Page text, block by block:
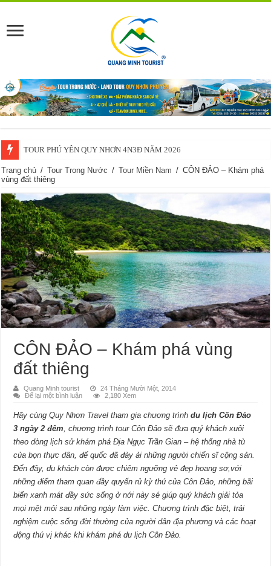
TOUR PHÚ YÊN QUY NHƠN 4N3Đ NĂM 2026
TOUR PHÚ YÊN – QUY NHƠN 3N2Đ NĂM 2026
Trang chủ / Tour Trong Nước / Tour Miền Nam / CÔN ĐẢO – Khám phá
vùng đất thiêng
CÔN ĐẢO – Khám phá vùng
đất thiêng
Quang Minh tourist
24 Tháng Mười Một, 2014
Để lại một bình luận
2,180 Xem
Hãy cùng Quy Nhơn Travel tham gia chương trìnhdu lịch Côn Đảo
3 ngày 2 đêm, chương trình tour Côn Đảo sẽ đưa quý khách xuôi
theo dòng lịch sử khám phá Địa Ngục Trần Gian – hệ thống nhà tù
của bọn thực dân, đế quốc đã đày ải những người chiến sĩ cộng sản.
Đến đây, du khách còn được chiêm ngưỡng vẻ đẹp hoang sơ,với
những điểm tham quan đầy quyến rủ kỳ thú của Côn Đảo, những bãi
biển xanh mát đầy sức sống ở nới này sé giúp quý khách giải tỏa
mọi mệt mỏi sau những ngày làm việc. Chương trình đặc biệt, trải
nghiệm cuộc sống đời thường của người dân địa phương và các hoạt
động thú vị khác khi khám phá du lịch Côn Đảo.